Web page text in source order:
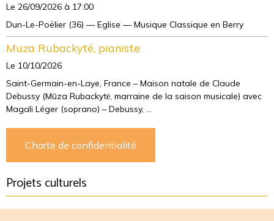
Le 26/09/2026 à 17:00
Dun-Le-Poëlier (36) — Eglise — Musique Classique en Berry
Muza Rubackyté, pianiste
Le 10/10/2026
Saint-Germain-en-Laye, France – Maison natale de Claude
Debussy (Mūza Rubackytė, marraine de la saison musicale) avec
Magali Léger (soprano) – Debussy, ...
Charte de confidentialité
Projets culturels